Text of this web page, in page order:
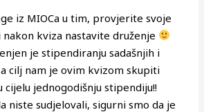
iz MIOCa u tim, provjerite svoje
kviza nastavite druženje
je stipendiranju sadašnjih i
cilj nam je ovim kvizom skupiti
cijelu jednogodišnju stipendiju!!
niste sudjelovali, sigurni smo da je